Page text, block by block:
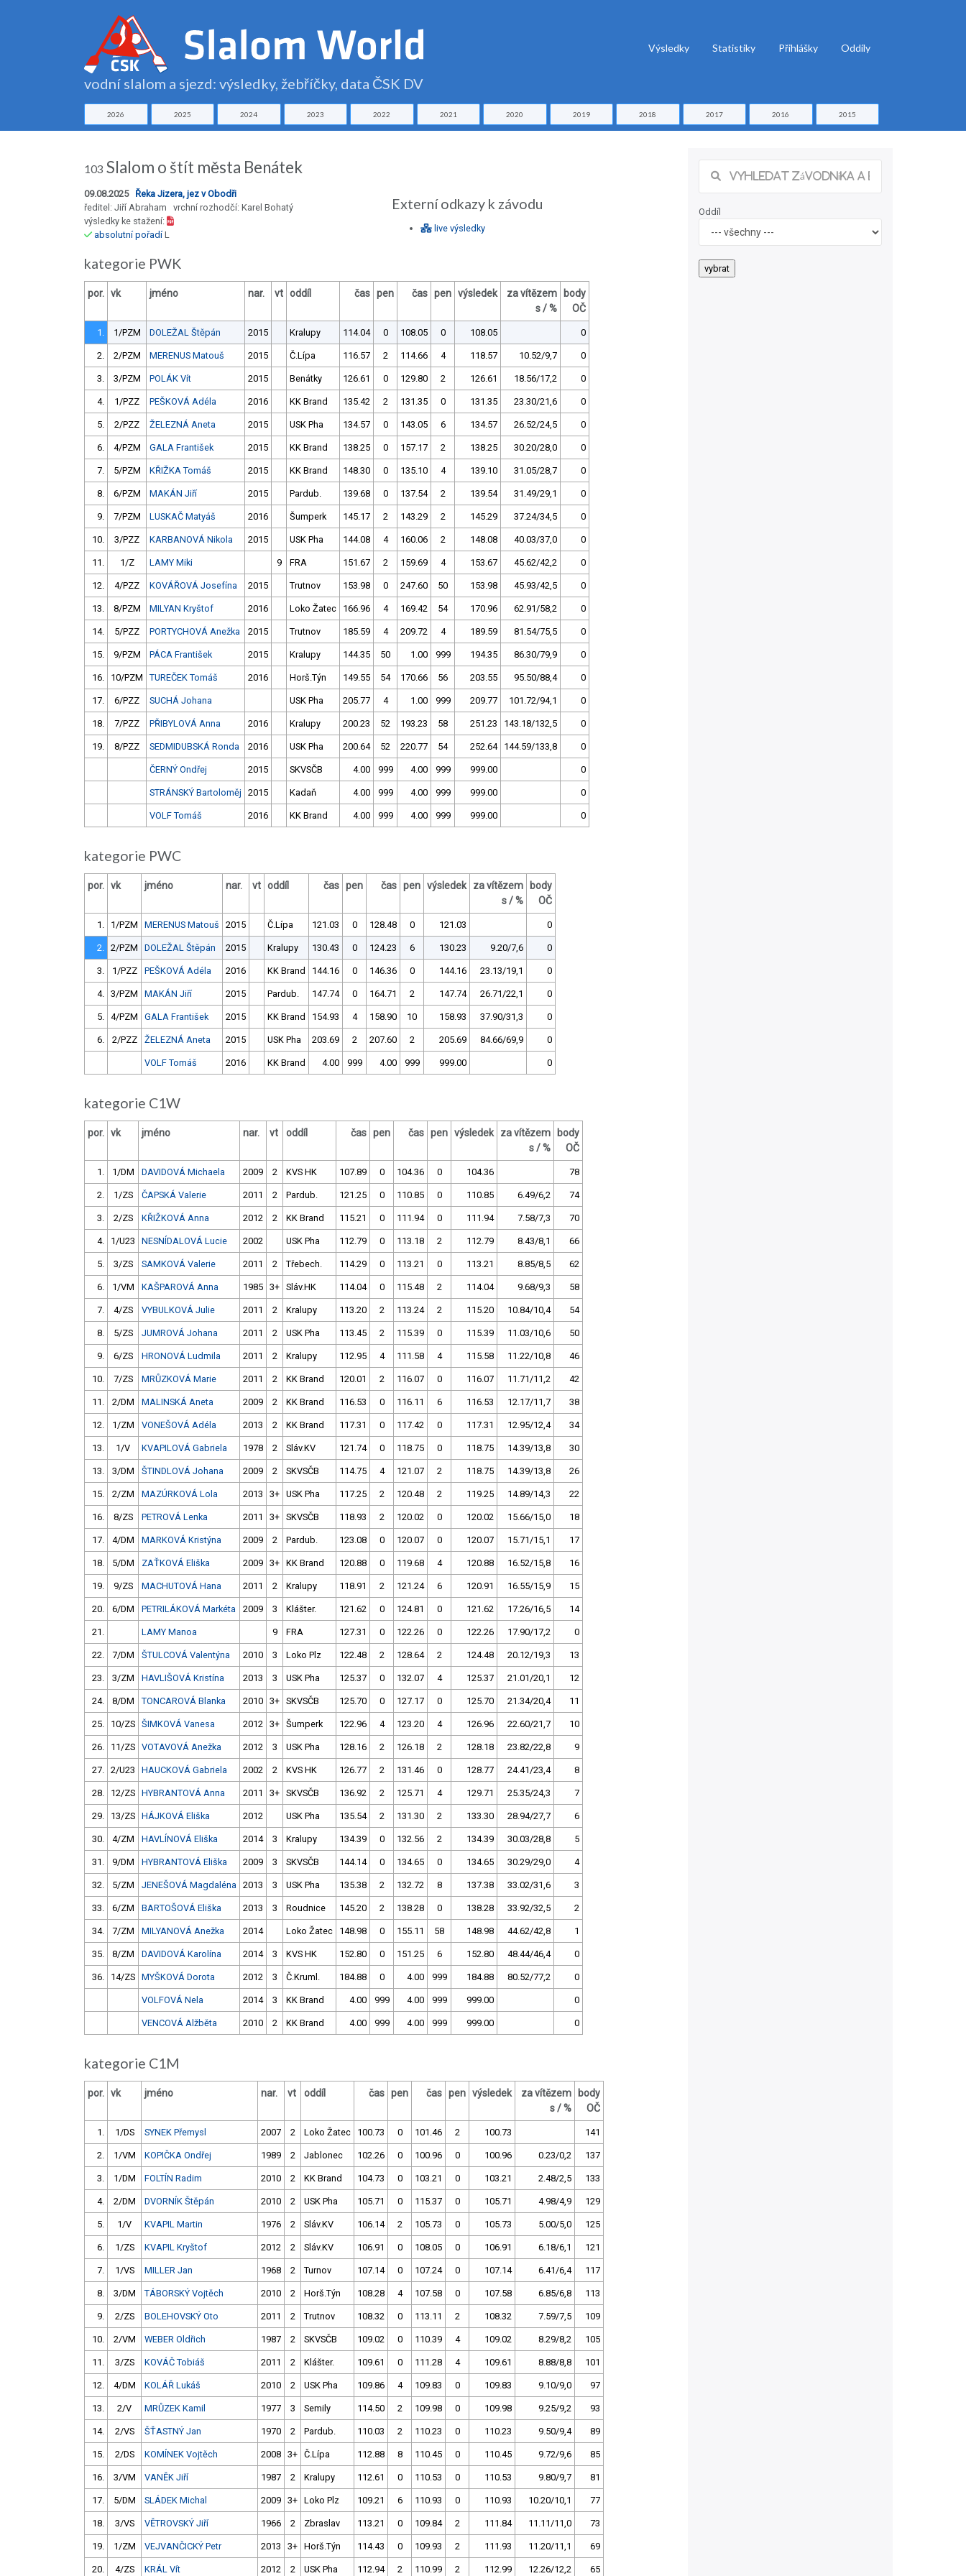
vodní slalom a sjezd: výsledky, žebříčky, data ČSK DV
Výsledky Statistiky Přihlášky Oddíly
2026 2025 2024 2023 2022 2021 2020 2019 2018 2017 2016 2015
103 Slalom o štít města Benátek
09.08.2025 Řeka Jizera, jez v Obodři
ředitel: Jiří Abraham vrchní rozhodčí: Karel Bohatý
výsledky ke stažení:
absolutní pořadíL
Externí odkazy k závodu
live výsledky
kategorie PWK
por. vk jméno nar. vt oddíl čas pen čas pen výsledek
za vítězem
s / %
body
OČ
1. 1/PZM DOLEŽAL Štěpán 2015 Kralupy 114.04 0 108.05 0 108.05 0
2. 2/PZM MERENUS Matouš 2015 Č.Lípa 116.57 2 114.66 4 118.57 10.52/9,7 0
3. 3/PZM POLÁK Vít 2015 Benátky 126.61 0 129.80 2 126.61 18.56/17,2 0
4. 1/PZZ PEŠKOVÁ Adéla 2016 KK Brand 135.42 2 131.35 0 131.35 23.30/21,6 0
5. 2/PZZ ŽELEZNÁ Aneta 2015 USK Pha 134.57 0 143.05 6 134.57 26.52/24,5 0
6. 4/PZM GALA František 2015 KK Brand 138.25 0 157.17 2 138.25 30.20/28,0 0
7. 5/PZM KŘIŽKA Tomáš 2015 KK Brand 148.30 0 135.10 4 139.10 31.05/28,7 0
8. 6/PZM MAKÁN Jiří 2015 Pardub. 139.68 0 137.54 2 139.54 31.49/29,1 0
9. 7/PZM LUSKAČ Matyáš 2016 Šumperk 145.17 2 143.29 2 145.29 37.24/34,5 0
10. 3/PZZ KARBANOVÁ Nikola 2015 USK Pha 144.08 4 160.06 2 148.08 40.03/37,0 0
11. 1/Z LAMY Miki 9 FRA 151.67 2 159.69 4 153.67 45.62/42,2 0
12. 4/PZZ KOVÁŘOVÁ Josefína 2015 Trutnov 153.98 0 247.60 50 153.98 45.93/42,5 0
13. 8/PZM MILYAN Kryštof 2016 Loko Žatec 166.96 4 169.42 54 170.96 62.91/58,2 0
14. 5/PZZ PORTYCHOVÁ Anežka 2015 Trutnov 185.59 4 209.72 4 189.59 81.54/75,5 0
15. 9/PZM PÁCA František 2015 Kralupy 144.35 50 1.00 999 194.35 86.30/79,9 0
16. 10/PZM TUREČEK Tomáš 2016 Horš.Týn 149.55 54 170.66 56 203.55 95.50/88,4 0
17. 6/PZZ SUCHÁ Johana USK Pha 205.77 4 1.00 999 209.77 101.72/94,1 0
18. 7/PZZ PŘIBYLOVÁ Anna 2016 Kralupy 200.23 52 193.23 58 251.23 143.18/132,5 0
19. 8/PZZ SEDMIDUBSKÁ Ronda 2016 USK Pha 200.64 52 220.77 54 252.64 144.59/133,8 0
ČERNÝ Ondřej 2015 SKVSČB 4.00 999 4.00 999 999.00 0
STRÁNSKÝ Bartoloměj 2015 Kadaň 4.00 999 4.00 999 999.00 0
VOLF Tomáš 2016 KK Brand 4.00 999 4.00 999 999.00 0
kategorie PWC
por. vk jméno nar. vt oddíl čas pen čas pen výsledek
za vítězem
s / %
body
OČ
1. 1/PZM MERENUS Matouš 2015 Č.Lípa 121.03 0 128.48 0 121.03 0
2. 2/PZM DOLEŽAL Štěpán 2015 Kralupy 130.43 0 124.23 6 130.23 9.20/7,6 0
3. 1/PZZ PEŠKOVÁ Adéla 2016 KK Brand 144.16 0 146.36 0 144.16 23.13/19,1 0
4. 3/PZM MAKÁN Jiří 2015 Pardub. 147.74 0 164.71 2 147.74 26.71/22,1 0
5. 4/PZM GALA František 2015 KK Brand 154.93 4 158.90 10 158.93 37.90/31,3 0
6. 2/PZZ ŽELEZNÁ Aneta 2015 USK Pha 203.69 2 207.60 2 205.69 84.66/69,9 0
VOLF Tomáš 2016 KK Brand 4.00 999 4.00 999 999.00 0
kategorie C1W
por. vk jméno nar. vt oddíl čas pen čas pen výsledek
za vítězem
s / %
body
OČ
1. 1/DM DAVIDOVÁ Michaela 2009 2 KVS HK 107.89 0 104.36 0 104.36 78
2. 1/ZS ČAPSKÁ Valerie 2011 2 Pardub. 121.25 0 110.85 0 110.85 6.49/6,2 74
3. 2/ZS KŘIŽKOVÁ Anna 2012 2 KK Brand 115.21 0 111.94 0 111.94 7.58/7,3 70
4. 1/U23 NESNÍDALOVÁ Lucie 2002 USK Pha 112.79 0 113.18 2 112.79 8.43/8,1 66
5. 3/ZS SAMKOVÁ Valerie 2011 2 Třebech. 114.29 0 113.21 0 113.21 8.85/8,5 62
6. 1/VM KAŠPAROVÁ Anna 1985 3+ Sláv.HK 114.04 0 115.48 2 114.04 9.68/9,3 58
7. 4/ZS VYBULKOVÁ Julie 2011 2 Kralupy 113.20 2 113.24 2 115.20 10.84/10,4 54
8. 5/ZS JUMROVÁ Johana 2011 2 USK Pha 113.45 2 115.39 0 115.39 11.03/10,6 50
9. 6/ZS HRONOVÁ Ludmila 2011 2 Kralupy 112.95 4 111.58 4 115.58 11.22/10,8 46
10. 7/ZS MRŮZKOVÁ Marie 2011 2 KK Brand 120.01 2 116.07 0 116.07 11.71/11,2 42
11. 2/DM MALINSKÁ Aneta 2009 2 KK Brand 116.53 0 116.11 6 116.53 12.17/11,7 38
12. 1/ZM VONEŠOVÁ Adéla 2013 2 KK Brand 117.31 0 117.42 0 117.31 12.95/12,4 34
13. 1/V KVAPILOVÁ Gabriela 1978 2 Sláv.KV 121.74 0 118.75 0 118.75 14.39/13,8 30
13. 3/DM ŠTINDLOVÁ Johana 2009 2 SKVSČB 114.75 4 121.07 2 118.75 14.39/13,8 26
15. 2/ZM MAZÚRKOVÁ Lola 2013 3+ USK Pha 117.25 2 120.48 2 119.25 14.89/14,3 22
16. 8/ZS PETROVÁ Lenka 2011 3+ SKVSČB 118.93 2 120.02 0 120.02 15.66/15,0 18
17. 4/DM MARKOVÁ Kristýna 2009 2 Pardub. 123.08 0 120.07 0 120.07 15.71/15,1 17
18. 5/DM ZAŤKOVÁ Eliška 2009 3+ KK Brand 120.88 0 119.68 4 120.88 16.52/15,8 16
19. 9/ZS MACHUTOVÁ Hana 2011 2 Kralupy 118.91 2 121.24 6 120.91 16.55/15,9 15
20. 6/DM PETRILÁKOVÁ Markéta 2009 3 Klášter. 121.62 0 124.81 0 121.62 17.26/16,5 14
21. LAMY Manoa 9 FRA 127.31 0 122.26 0 122.26 17.90/17,2 0
22. 7/DM ŠTULCOVÁ Valentýna 2010 3 Loko Plz 122.48 2 128.64 2 124.48 20.12/19,3 13
23. 3/ZM HAVLIŠOVÁ Kristína 2013 3 USK Pha 125.37 0 132.07 4 125.37 21.01/20,1 12
24. 8/DM TONCAROVÁ Blanka 2010 3+ SKVSČB 125.70 0 127.17 0 125.70 21.34/20,4 11
25. 10/ZS ŠIMKOVÁ Vanesa 2012 3+ Šumperk 122.96 4 123.20 4 126.96 22.60/21,7 10
26. 11/ZS VOTAVOVÁ Anežka 2012 3 USK Pha 128.16 2 126.18 2 128.18 23.82/22,8 9
27. 2/U23 HAUCKOVÁ Gabriela 2002 2 KVS HK 126.77 2 131.46 0 128.77 24.41/23,4 8
28. 12/ZS HYBRANTOVÁ Anna 2011 3+ SKVSČB 136.92 2 125.71 4 129.71 25.35/24,3 7
29. 13/ZS HÁJKOVÁ Eliška 2012 USK Pha 135.54 2 131.30 2 133.30 28.94/27,7 6
30. 4/ZM HAVLÍNOVÁ Eliška 2014 3 Kralupy 134.39 0 132.56 2 134.39 30.03/28,8 5
31. 9/DM HYBRANTOVÁ Eliška 2009 3 SKVSČB 144.14 0 134.65 0 134.65 30.29/29,0 4
32. 5/ZM JENEŠOVÁ Magdaléna 2013 3 USK Pha 135.38 2 132.72 8 137.38 33.02/31,6 3
33. 6/ZM BARTOŠOVÁ Eliška 2013 3 Roudnice 145.20 2 138.28 0 138.28 33.92/32,5 2
34. 7/ZM MILYANOVÁ Anežka 2014 Loko Žatec 148.98 0 155.11 58 148.98 44.62/42,8 1
35. 8/ZM DAVIDOVÁ Karolína 2014 3 KVS HK 152.80 0 151.25 6 152.80 48.44/46,4 0
36. 14/ZS MYŠKOVÁ Dorota 2012 3 Č.Kruml. 184.88 0 4.00 999 184.88 80.52/77,2 0
VOLFOVÁ Nela 2014 3 KK Brand 4.00 999 4.00 999 999.00 0
VENCOVÁ Alžběta 2010 2 KK Brand 4.00 999 4.00 999 999.00 0
kategorie C1M
por. vk jméno nar. vt oddíl čas pen čas pen výsledek
za vítězem
s / %
body
OČ
1. 1/DS SYNEK Přemysl 2007 2 Loko Žatec 100.73 0 101.46 2 100.73 141
2. 1/VM KOPIČKA Ondřej 1989 2 Jablonec 102.26 0 100.96 0 100.96 0.23/0,2 137
3. 1/DM FOLTÍN Radim 2010 2 KK Brand 104.73 0 103.21 0 103.21 2.48/2,5 133
4. 2/DM DVORNÍK Štěpán 2010 2 USK Pha 105.71 0 115.37 0 105.71 4.98/4,9 129
5. 1/V KVAPIL Martin 1976 2 Sláv.KV 106.14 2 105.73 0 105.73 5.00/5,0 125
6. 1/ZS KVAPIL Kryštof 2012 2 Sláv.KV 106.91 0 108.05 0 106.91 6.18/6,1 121
7. 1/VS MILLER Jan 1968 2 Turnov 107.14 0 107.24 0 107.14 6.41/6,4 117
8. 3/DM TÁBORSKÝ Vojtěch 2010 2 Horš.Týn 108.28 4 107.58 0 107.58 6.85/6,8 113
9. 2/ZS BOLEHOVSKÝ Oto 2011 2 Trutnov 108.32 0 113.11 2 108.32 7.59/7,5 109
10. 2/VM WEBER Oldřich 1987 2 SKVSČB 109.02 0 110.39 4 109.02 8.29/8,2 105
11. 3/ZS KOVÁČ Tobiáš 2011 2 Klášter. 109.61 0 111.28 4 109.61 8.88/8,8 101
12. 4/DM KOLÁŘ Lukáš 2010 2 USK Pha 109.86 4 109.83 0 109.83 9.10/9,0 97
13. 2/V MRŮZEK Kamil 1977 3 Semily 114.50 2 109.98 0 109.98 9.25/9,2 93
14. 2/VS ŠŤASTNÝ Jan 1970 2 Pardub. 110.03 2 110.23 0 110.23 9.50/9,4 89
15. 2/DS KOMÍNEK Vojtěch 2008 3+ Č.Lípa 112.88 8 110.45 0 110.45 9.72/9,6 85
16. 3/VM VANĚK Jiří 1987 2 Kralupy 112.61 0 110.53 0 110.53 9.80/9,7 81
17. 5/DM SLÁDEK Michal 2009 3+ Loko Plz 109.21 6 110.93 0 110.93 10.20/10,1 77
18. 3/VS VĚTROVSKÝ Jiří 1966 2 Zbraslav 113.21 0 109.84 2 111.84 11.11/11,0 73
19. 1/ZM VEJVANČICKÝ Petr 2013 3+ Horš.Týn 114.43 0 109.93 2 111.93 11.20/11,1 69
20. 4/ZS KRÁL Vít 2012 2 USK Pha 112.94 2 110.99 2 112.99 12.26/12,2 65
Oddíl